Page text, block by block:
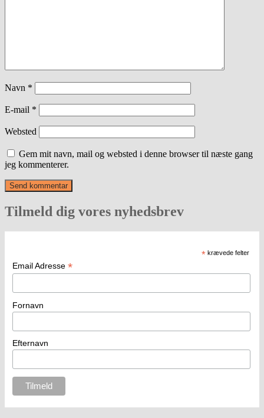
Navn *
E-mail *
Websted
Gem mit navn, mail og websted i denne browser til næste gang
jeg kommenterer.
Tilmeld dig vores nyhedsbrev
* krævede felter
Email Adresse *
Fornavn
Efternavn